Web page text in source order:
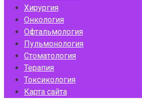
Хирургия
Онкология
Офтальмология
Пульмонология
Стоматология
Терапия
Токсикология
Карта сайта